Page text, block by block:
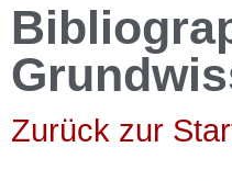
Zurück zur